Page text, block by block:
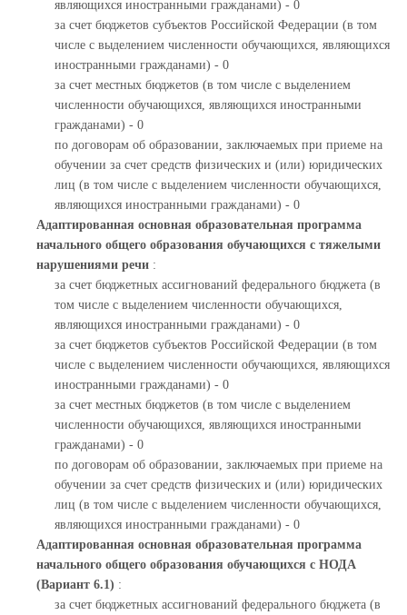
являющихся иностранными гражданами) - 0
за счет бюджетов субъектов Российской Федерации (в том
числе с выделением численности обучающихся, являющихся
иностранными гражданами) - 0
за счет местных бюджетов (в том числе с выделением
численности обучающихся, являющихся иностранными
гражданами) - 0
по договорам об образовании, заключаемых при приеме на
обучении за счет средств физических и (или) юридических
лиц (в том числе с выделением численности обучающихся,
являющихся иностранными гражданами) - 0
Адаптированная основная образовательная программа
начального общего образования обучающихся с тяжелыми
нарушениями речи :
за счет бюджетных ассигнований федерального бюджета (в
том числе с выделением численности обучающихся,
являющихся иностранными гражданами) - 0
за счет бюджетов субъектов Российской Федерации (в том
числе с выделением численности обучающихся, являющихся
иностранными гражданами) - 0
за счет местных бюджетов (в том числе с выделением
численности обучающихся, являющихся иностранными
гражданами) - 0
по договорам об образовании, заключаемых при приеме на
обучении за счет средств физических и (или) юридических
лиц (в том числе с выделением численности обучающихся,
являющихся иностранными гражданами) - 0
Адаптированная основная образовательная программа
начального общего образования обучающихся с НОДА
(Вариант 6.1) :
за счет бюджетных ассигнований федерального бюджета (в